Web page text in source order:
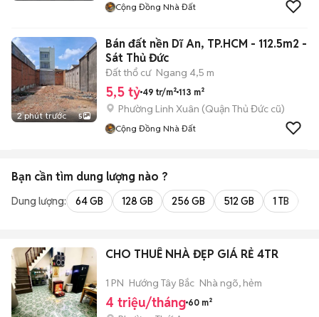
Cộng Đồng Nhà Đất
2 phút trước 5
Bán đất nền Dĩ An, TP.HCM - 112.5m2 -
Sát Thủ Đức
Đất thổ cư Ngang 4,5 m
5,5 tỷ 49 tr/m² 113 m²
Phường Linh Xuân (Quận Thủ Đức cũ)
Cộng Đồng Nhà Đất
Bạn cần tìm dung lượng nào ?
Dung lượng: 64 GB 128 GB 256 GB 512 GB 1 TB
CHO THUÊ NHÀ ĐẸP GIÁ RẺ 4TR
1 PN Hướng Tây Bắc Nhà ngõ, hẻm
4 triệu/tháng 60 m²